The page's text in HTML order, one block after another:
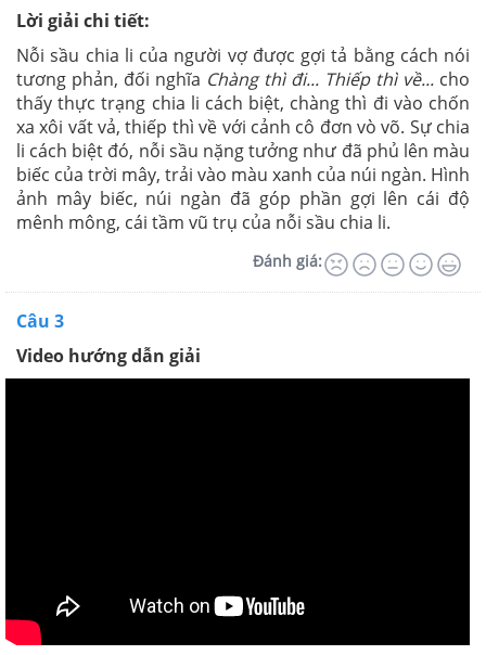
Lời giải chi tiết:
Nỗi sầu chia li của người vợ được gợi tả bằng cách nói
tương phản, đối nghĩa Chàng thì đi... Thiếp thì về... cho
thấy thực trạng chia li cách biệt, chàng thì đi vào chốn
xa xôi vất vả, thiếp thì về với cảnh cô đơn vò võ. Sự chia
li cách biệt đó, nỗi sầu nặng tưởng như đã phủ lên màu
biếc của trời mây, trải vào màu xanh của núi ngàn. Hình
ảnh mây biếc, núi ngàn đã góp phần gợi lên cái độ
mênh mông, cái tầm vũ trụ của nỗi sầu chia li.
Đánh giá:
Câu 3
Video hướng dẫn giải